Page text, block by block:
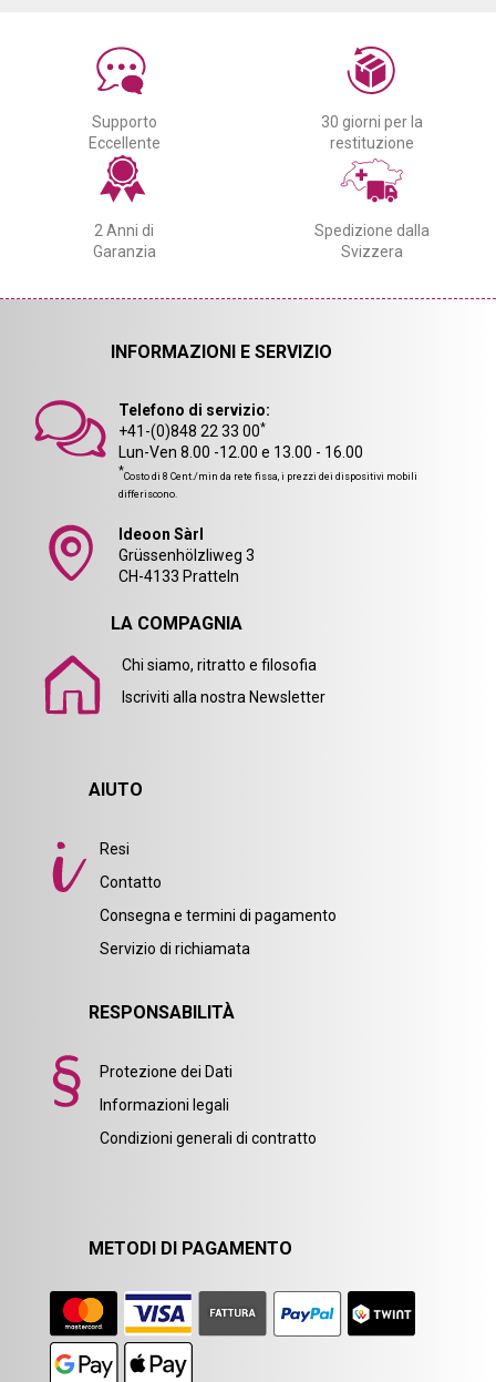
Supporto
Eccellente
30 giorni per la
restituzione
2 Anni di
Garanzia
Spedizione dalla
Svizzera
INFORMAZIONI E SERVIZIO
Telefono di servizio:
+41-(0)848 22 33 00*
Lun-Ven 8.00 -12.00 e 13.00 - 16.00
*Costo di 8 Cent./min da rete fissa, i prezzi dei dispositivi mobili
differiscono.
Ideoon Sàrl
Grüssenhölzliweg 3
CH-4133 Pratteln
LA COMPAGNIA
Chi siamo, ritratto e filosofia
Iscriviti alla nostra Newsletter
AIUTO
Resi
Contatto
Consegna e termini di pagamento
Servizio di richiamata
RESPONSABILITÀ
Protezione dei Dati
Informazioni legali
Condizioni generali di contratto
METODI DI PAGAMENTO